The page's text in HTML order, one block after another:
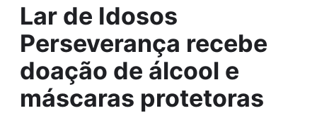
Lar de Idosos
Perseverança recebe
doação de álcool e
máscaras protetoras